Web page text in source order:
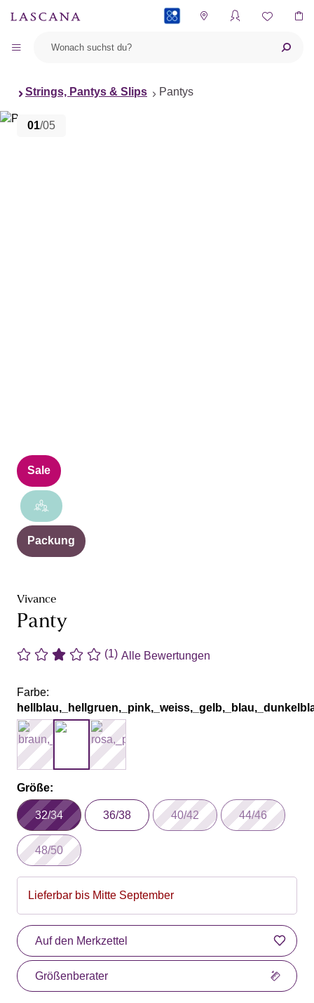
Strings, Pantys & Slips Pantys
01/05
Sale
Packung
Vivance
Panty
(1) Alle Bewertungen
Farbe:
Größe:
32/34 36/38 40/42 44/46
48/50
Lieferbar bis Mitte September
Auf den Merkzettel
Größenberater